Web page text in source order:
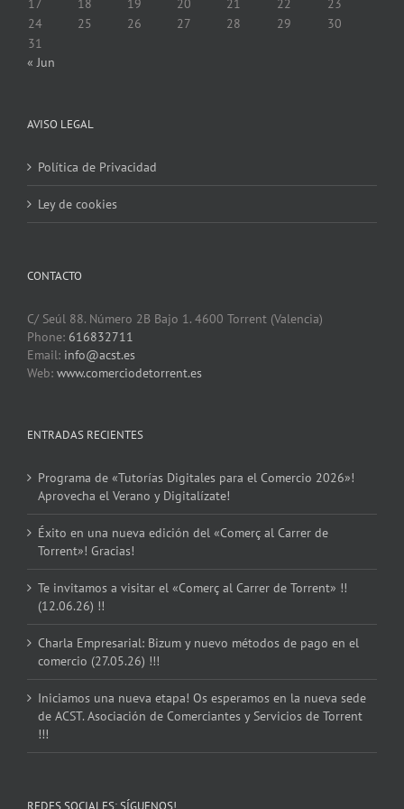
17
18 19 20 21 22
23
24
25 26 27 28 29
30
31
« Jun
AVISO LEGAL
Política de Privacidad
Ley de cookies
CONTACTO
C/ Seúl 88. Número 2B Bajo 1. 4600 Torrent (Valencia)
Phone: 616832711
Email: info@acst.es
Web: www.comerciodetorrent.es
ENTRADAS RECIENTES
Programa de «Tutorías Digitales para el Comercio 2026»!
Aprovecha el Verano y Digitalízate!
Éxito en una nueva edición del «Comerç al Carrer de
Torrent»! Gracias!
Te invitamos a visitar el «Comerç al Carrer de Torrent» !!
(12.06.26) !!
Charla Empresarial: Bizum y nuevo métodos de pago en el
comercio (27.05.26) !!!
Iniciamos una nueva etapa! Os esperamos en la nueva sede
de ACST. Asociación de Comerciantes y Servicios de Torrent
!!!